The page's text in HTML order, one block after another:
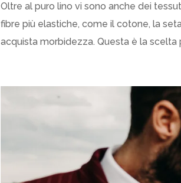
Oltre al puro lino vi sono anche dei
fibre più elastiche, come il cotone, la
acquista morbidezza. Questa è la scelta